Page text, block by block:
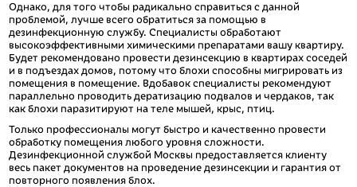
Однако, для того чтобы радикально справиться с данной
проблемой, лучше всего обратиться за помощью в
дезинфекционную службу. Специалисты обработают
высокоэффективными химическими препаратами вашу квартиру.
Будет рекомендовано провести дезинсекцию в квартирах соседей
и в подъездах домов, потому что блохи способны мигрировать из
помещения в помещение. Вдобавок специалисты рекомендуют
параллельно проводить дератизацию подвалов и чердаков, так
как блохи паразитируют на теле мышей, крыс, птиц.
Только профессионалы могут быстро и качественно провести
обработку помещения любого уровня сложности.
Дезинфекционной службой Москвы предоставляется клиенту
весь пакет документов на проведение дезинсекции и гарантия от
повторного появления блох.